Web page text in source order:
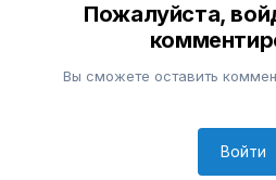
Пожалуйста,
Вы сможете оставить
Войти